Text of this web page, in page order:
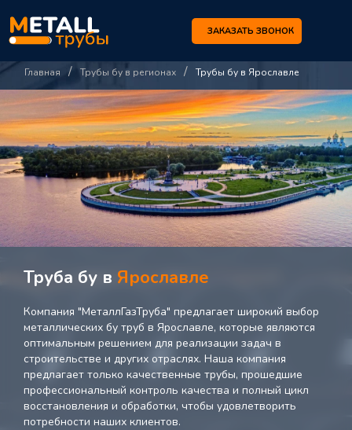
ЗАКАЗАТЬ ЗВОНОК
Главная / Трубы бу в регионах / Трубы бу в Ярославле
Труба бу в Ярославле
Компания "МеталлГазТруба" предлагает широкий выбор
металлических бу труб в Ярославле, которые являются
оптимальным решением для реализации задач в
строительстве и других отраслях. Наша компания
предлагает только качественные трубы, прошедшие
профессиональный контроль качества и полный цикл
восстановления и обработки, чтобы удовлетворить
потребности наших клиентов.